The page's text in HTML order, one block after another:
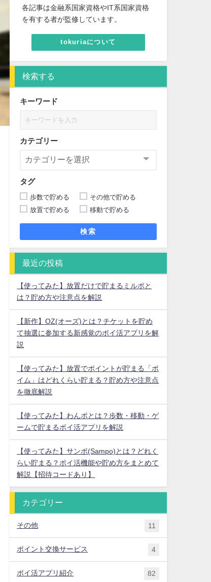
各記事は金融系国家資格やIT系国家資格
を有する者が監修しています。
tokuriaについて
検索する
キーワード
カテゴリー
タグ
歩数で貯める
その他で貯める
放置で貯める
移動で貯める
検索
最近の投稿
【使ってみた】放置だけで貯まるミルポと
は？貯め方や注意点を解説
【新作】OZ(オーズ)とは？チケットを貯め
て抽選に参加する新感覚のポイ活アプリを解
説
【使ってみた】放置でポイントが貯まる「ポ
イム」はどれくらい貯まる？貯め方や注意点
を徹底解説
【使ってみた】わんポとは？歩数・移動・ゲ
ームで貯まるポイ活アプリを解説
【使ってみた】サンポ(Sampo)とは？どれく
らい貯まる？ポイ活機能や貯め方をまとめて
解説【招待コードあり】
カテゴリー
その他 11
ポイント交換サービス 4
ポイ活アプリ紹介 82